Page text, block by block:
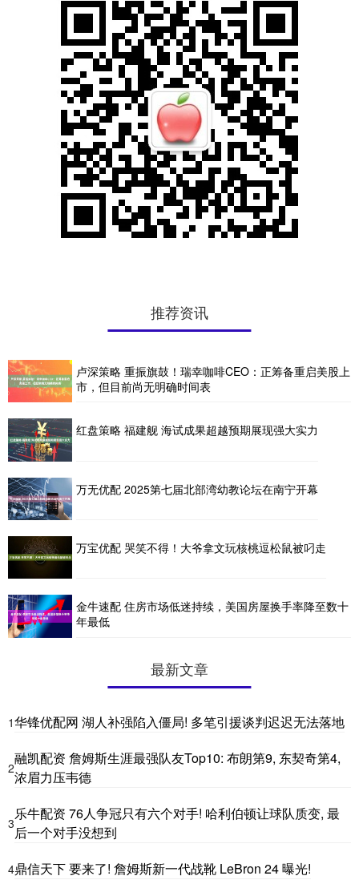
推荐资讯
卢深策略 重振旗鼓！瑞幸咖啡CEO：正筹备重启美股上
市，但目前尚无明确时间表
红盘策略 福建舰 海试成果超越预期展现强大实力
万无优配 2025第七届北部湾幼教论坛在南宁开幕
万宝优配 哭笑不得！大爷拿文玩核桃逗松鼠被叼走
金牛速配 住房市场低迷持续，美国房屋换手率降至数十
年最低
最新文章
1华锋优配网 湖人补强陷入僵局! 多笔引援谈判迟迟无法落地
2
融凯配资 詹姆斯生涯最强队友Top10: 布朗第9, 东契奇第4,
浓眉力压韦德
3
乐牛配资 76人争冠只有六个对手! 哈利伯顿让球队质变, 最
后一个对手没想到
4鼎信天下 要来了! 詹姆斯新一代战靴 LeBron 24 曝光!